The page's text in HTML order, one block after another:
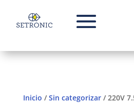
Inicio /Sin categorizar/ 220V